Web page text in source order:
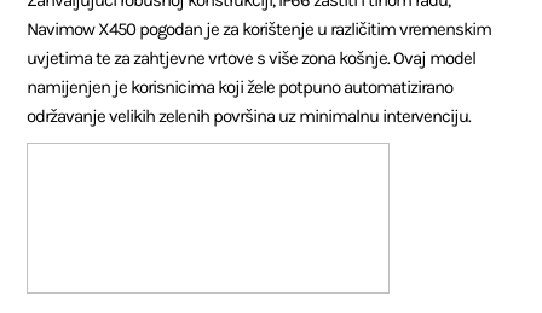
Navimow X450 pogodan je za korištenje u različitim vremenskim
uvjetima te za zahtjevne vrtove s više zona košnje. Ovaj model
namijenjen je korisnicima koji žele potpuno automatizirano
održavanje velikih zelenih površina uz minimalnu intervenciju.